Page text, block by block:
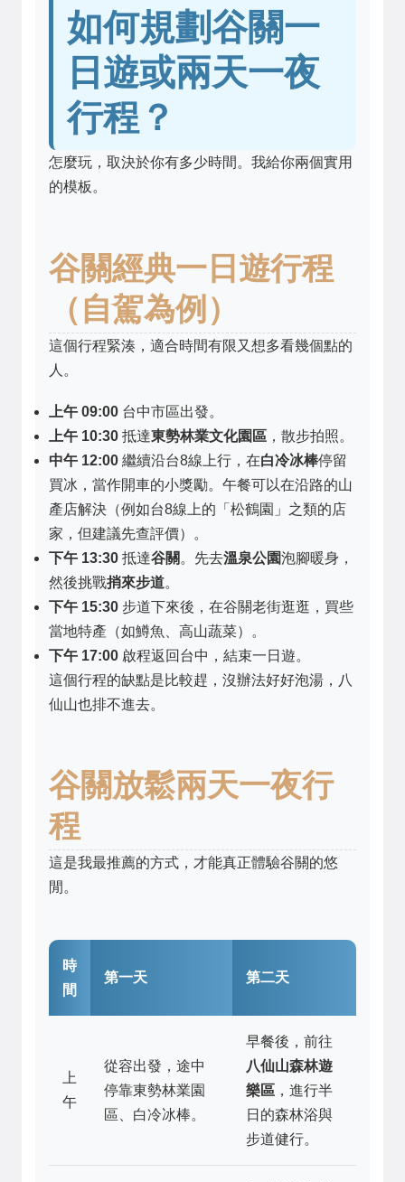
如何規劃谷關一
日遊或兩天一夜
行程？
怎麼玩，取決於你有多少時間。我給你兩個實用
的模板。
谷關經典一日遊行程
（自駕為例）
這個行程緊湊，適合時間有限又想多看幾個點的
人。
上午 09:00 台中市區出發。
上午 10:30 抵達東勢林業文化園區 ，散步拍照。
中午 12:00 繼續沿台8線上行，在白冷冰棒停留
買冰，當作開車的小獎勵。午餐可以在沿路的山
產店解決（例如台8線上的「松鶴園」之類的店
家，但建議先查評價）。
下午 13:30 抵達谷關 。先去溫泉公園泡腳暖身，
然後挑戰捎來步道。
下午 15:30 步道下來後，在谷關老街逛逛，買些
當地特產（如鱒魚、高山蔬菜）。
下午 17:00 啟程返回台中，結束一日遊。
這個行程的缺點是比較趕，沒辦法好好泡湯，八
仙山也排不進去。
谷關放鬆兩天一夜行
程
這是我最推薦的方式，才能真正體驗谷關的悠
閒。
時
間
第一天 第二天
上
午
從容出發，途中
停靠東勢林業園
區、白冷冰棒。
早餐後，前往
八仙山森林遊
樂區 ，進行半
日的森林浴與
步道健行。